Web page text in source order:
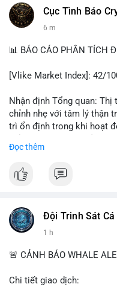
Cục Tình Báo
6 m
📊 BÁO CÁO PHÂN TÍCH
[Vlike Market Index]: 42/
Nhận định Tổng quan:
chỉnh nhẹ với tâm lý thận
trì ổn định trong khi hoạt
ngại về khả năng giảm sâu
Phân tích Dòng tiền DeFi
tỷ USD TVL, bỏ xa các
(4,78 tỷ), Solana (4,73 tỷ)
183,19 tỷ và USDC đạt
cũng chưa có lực mua mới
Đọc thêm
Đội Trinh Sát Cá
1 h
🚨 CẢNH BÁO WHALE
Chi tiết giao dịch: